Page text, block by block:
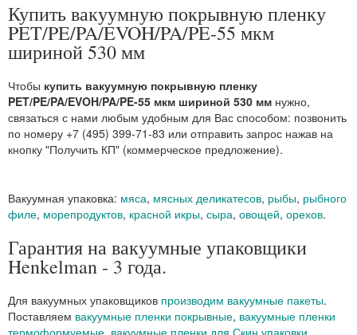
Купить вакуумную покрывную пленку
PET/PE/PA/EVOH/PA/PE-55 мкм
шириной 530 мм
Чтобы купить вакуумную покрывную пленку
PET/PE/PA/EVOH/PA/PE-55 мкм шириной 530 мм нужно,
связаться с нами любым удобным для Вас способом: позвонить
по номеру +7 (495) 399-71-83 или отправить запрос нажав на
кнопку "Получить КП" (коммерческое предложение).
Вакуумная упаковка: мяса, мясных деликатесов, рыбы, рыбного
филе, морепродуктов, красной икры, сыра, овощей, орехов.
Гарантия на вакуумные упаковщики
Henkelman - 3 года.
Для вакуумных упаковщиков производим вакуумные пакеты.
Поставляем вакуумные пленки покрывные, вакуумные пленки
термоформуемые вакуумные пленки для Скин упаковки